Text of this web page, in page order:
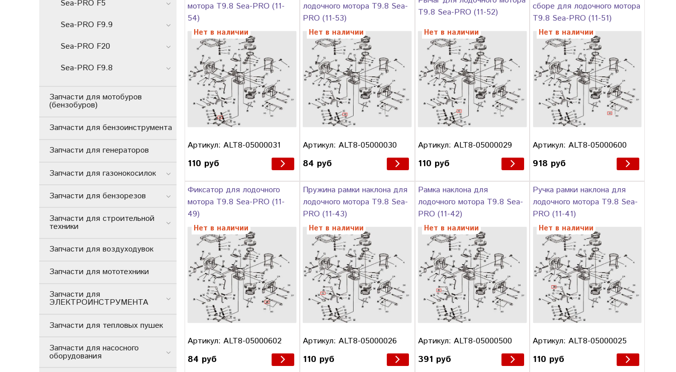
мотора T9.8 Sea-PRO (11-
54)
Нет в наличии
Артикул: ALT8-05000031
110 руб
лодочного мотора T9.8 Sea-
PRO (11-53)
Нет в наличии
Артикул: ALT8-05000030
84 руб
T9.8 Sea-PRO (11-52)
Нет в наличии
Артикул: ALT8-05000029
110 руб
сборе для лодочного мотора
T9.8 Sea-PRO (11-51)
Нет в наличии
Артикул: ALT8-05000600
918 руб
Фиксатор для лодочного
мотора T9.8 Sea-PRO (11-
49)
Нет в наличии
Артикул: ALT8-05000602
84 руб
Пружина рамки наклона для
лодочного мотора T9.8 Sea-
PRO (11-43)
Нет в наличии
Артикул: ALT8-05000026
110 руб
Рамка наклона для
лодочного мотора T9.8 Sea-
PRO (11-42)
Нет в наличии
Артикул: ALT8-05000500
391 руб
Ручка рамки наклона для
лодочного мотора T9.8 Sea-
PRO (11-41)
Нет в наличии
Артикул: ALT8-05000025
110 руб
Sea-PRO F5
Sea-PRO F9.9
Sea-PRO F20
Sea-PRO F9.8
Запчасти для мотобуров
(бензобуров)
Запчасти для бензоинструмента
Запчасти для генераторов
Запчасти для газонокосилок
Запчасти для бензорезов
Запчасти для строительной
техники
Запчасти для воздуходувок
Запчасти для мототехники
Запчасти для
ЭЛЕКТРОИНСТРУМЕНТА
Запчасти для тепловых пушек
Запчасти для насосного
оборудования